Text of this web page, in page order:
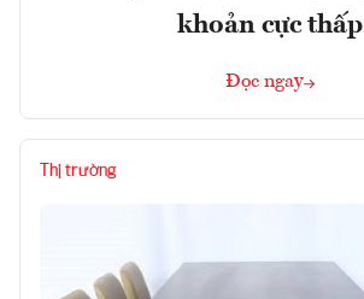
khoản cực thấp
Đọc ngay
Thị trường